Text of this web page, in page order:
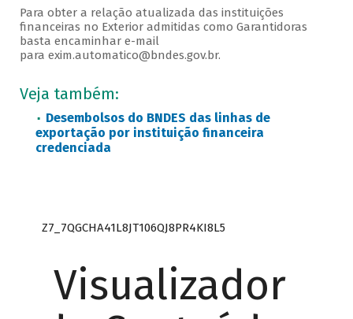
Para obter a relação atualizada das instituições
financeiras no Exterior admitidas como Garantidoras
basta encaminhar e-mail
para exim.automatico@bndes.gov.br.
Veja também:
Desembolsos do BNDES das linhas de
exportação por instituição financeira
credenciada
Z7_7QGCHA41L8JT106QJ8PR4KI8L5
Visualizador